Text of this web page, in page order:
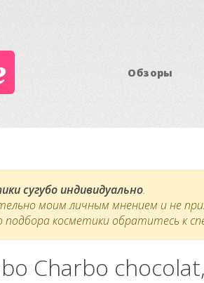
Обзоры
сугубо индивидуально.
моим личным мнением и не
подбора косметики обратитесь к
Charbo